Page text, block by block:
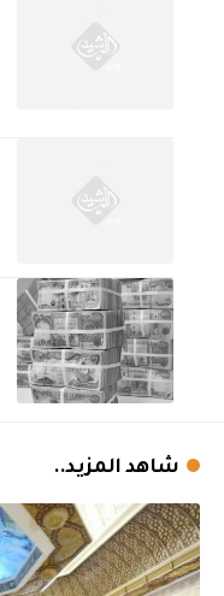
شاهد المزيد..